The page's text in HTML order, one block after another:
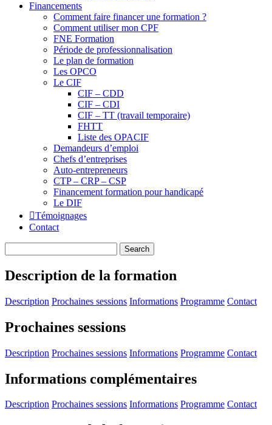
Financements
Comment faire financer une formation ?
Comment utiliser mon CPF
FNE Formation
Période de professionnalisation
Le plan de formation
Les OPCO
Le CIF
CIF – CDD
CIF – CDI
CIF – TT (travail temporaire)
FHTT
Liste des OPACIF
Demandeurs d’emploi
Chefs d’entreprises
Auto-entrepreneurs
CTP – CRP – CSP
Financement formation pour handicapé
Le DIF
Témoignages
Contact
Description de la formation
Description Prochaines sessions Informations Programme Contact
Prochaines sessions
Description Prochaines sessions Informations Programme Contact
Informations complémentaires
Description Prochaines sessions Informations Programme Contact